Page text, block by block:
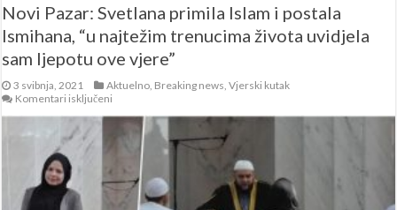
Novi Pazar: Svetlana primila Islam i postala
Ismihana, “u najtežim trenucima života uvidjela
sam ljepotu ove vjere”
3 svibnja, 2021 Aktuelno Breaking news ,Vjerski kutak
Komentari isključeni
Pazar:
Svetlana
primila
postala
Ismihana,